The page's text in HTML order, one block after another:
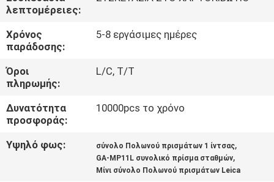
ΕΛΆΤΕ
ΣΕ
ΕΠΑΦΉ
ΜΕ
ΕΙΔΉΣΕΙΣ
ΠΕΡΙΠΤΏΣΕΙΣ
λεπτομέρειες:
Χρόνος
παράδοσης:
5-8 εργάσιμες ημέρες
Όροι
πληρωμής:
L/C, T/T
Δυνατότητα
προσφοράς:
10000pcs το χρόνο
Υψηλό φως: σύνολο Πολωνού πρισμάτων 1 ίντσας,
GA-MP11L συνολικό πρίσμα σταθμών,
Μίνι σύνολο Πολωνού πρισμάτων Leica